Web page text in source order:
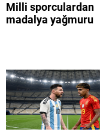
Milli sporculardan
madalya yağmuru